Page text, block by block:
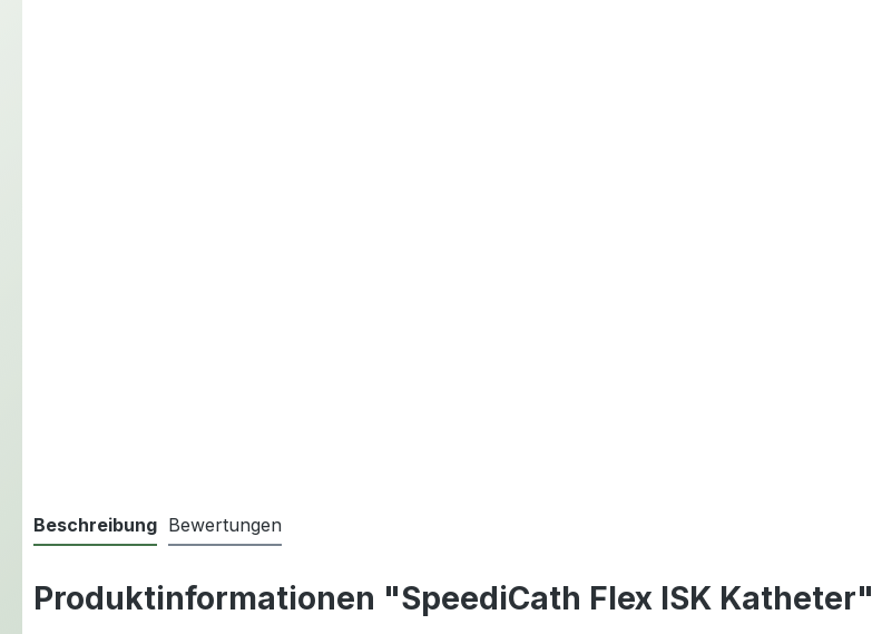
Beschreibung Bewertungen
Produktinformationen "SpeediCath Flex ISK Katheter"